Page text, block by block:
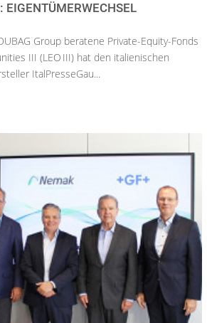
EIGENTÜMERWECHSEL
Group beratene Private-Equity-Fonds
III (LEO III) hat den italienischen
ItalPresseGau...